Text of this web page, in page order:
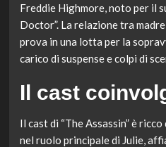
Freddie Highmore, noto per il
Doctor”. La relazione tra
prova in una lotta per la
carico di suspense e colpi di
Il cast
Il cast di “The Assassin” è
nel ruolo principale di Julie,